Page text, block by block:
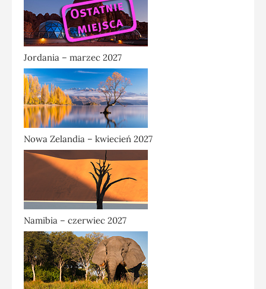
Jordania – marzec 2027
Nowa Zelandia – kwiecień 2027
Namibia – czerwiec 2027